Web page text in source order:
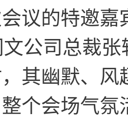
议的特邀
公司总裁张
其幽默、
个会场气